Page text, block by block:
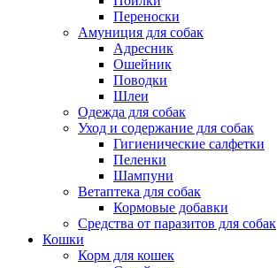
Переноски
Амуниция для собак
Адресник
Ошейник
Поводки
Шлеи
Одежда для собак
Уход и содержание для собак
Гигиенические салфетки
Пеленки
Шампуни
Ветаптека для собак
Кормовые добавки
Средства от паразитов для собак
Кошки
Корм для кошек